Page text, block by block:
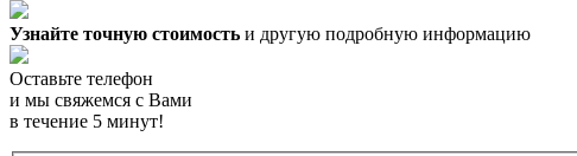
Узнайте точную стоимость и другую подробную информацию
Оставьте телефон
и мы свяжемся с Вами
в течение 5 минут!